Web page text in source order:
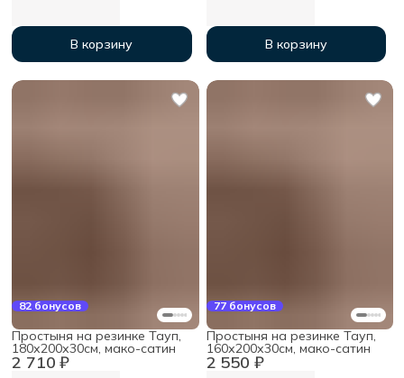
В корзину В корзину
82 бонусов
2 710 ₽
Простыня на резинке Тауп,
180х200х30см, мако-сатин
77 бонусов
2 550 ₽
Простыня на резинке Тауп,
160х200х30см, мако-сатин